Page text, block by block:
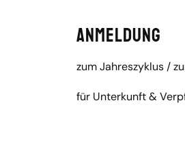
Anmeldung
zum Jahreszyklus /
für Unterkunft &